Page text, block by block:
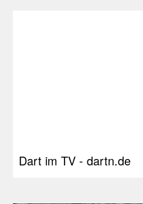
Dart im TV - dartn.de